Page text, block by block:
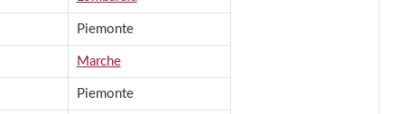
Piemonte
Marche
Piemonte